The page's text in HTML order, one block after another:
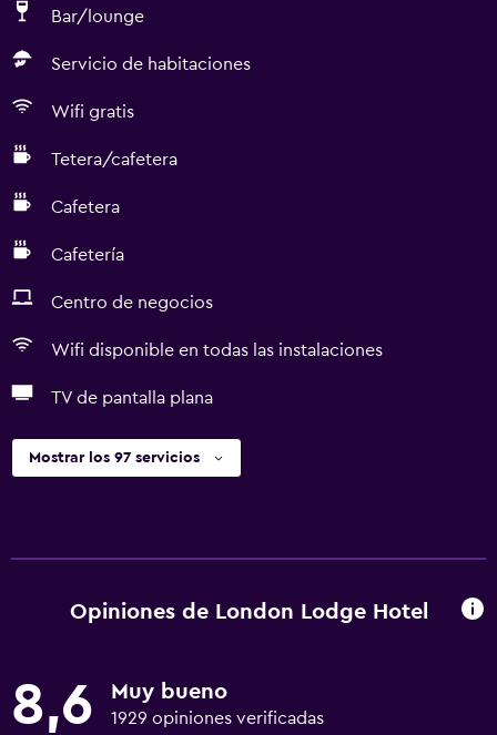
Bar/lounge
Servicio de habitaciones
Wifi gratis
Tetera/cafetera
Cafetera
Cafetería
Centro de negocios
Wifi disponible en todas las instalaciones
TV de pantalla plana
Mostrar los 97 servicios
Opiniones de London Lodge Hotel
8,6 Muy bueno
1929 opiniones verificadas